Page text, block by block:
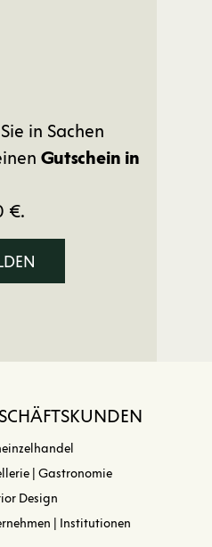
in Sachen
Gutschein in
€.
| Gastronomie
Design
| Institutionen